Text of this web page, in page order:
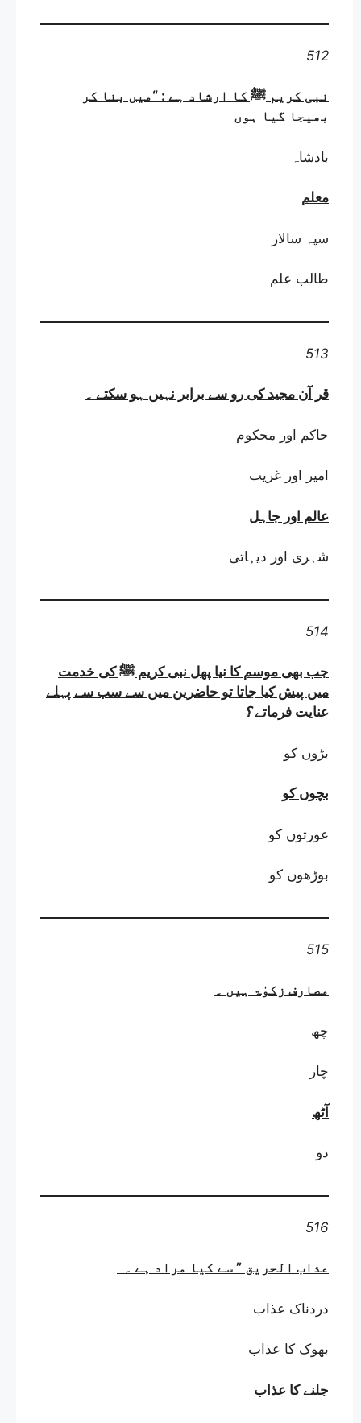
512
نبی کریم ﷺ کا ارشاد ہے : “میں بنا کر
بھیجا گیا ہوں
بادشاہ
معلم
سپہ سالار
طالب علم
513
قر آن مجید کی رو سے برابر نہیں ہو سکتے ۔
حاکم اور محکوم
امیر اور غریب
عالم اور جاہل
شہری اور دیہاتی
514
جب بھی موسم کا نیا پھل نبی کریم ﷺ کی خدمت
میں پیش کیا جاتا تو حاضرین میں سے سب سے پہلے
عنایت فرماتے؟
بڑوں کو
بچوں کو
عورتوں کو
بوڑھوں کو
515
مصارف زکوٰۃ ہیں ۔
چھ
چار
آٹھ
دو
516
عذاب الحریق ” سے کیا مراد ہے ۔
دردناک عذاب
بھوک کا عذاب
جلنے کا عذاب